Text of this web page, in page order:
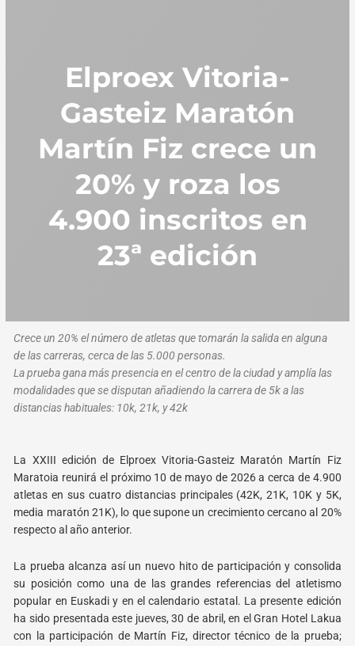
Elproex Vitoria-
Gasteiz Maratón
Martín Fiz crece un
20% y roza los
4.900 inscritos en
23ª edición
Crece un 20% el número de atletas que tomarán la salida en alguna
de las carreras, cerca de las 5.000 personas.
La prueba gana más presencia en el centro de la ciudad y amplía las
modalidades que se disputan añadiendo la carrera de 5k a las
distancias habituales: 10k, 21k, y 42k
La XXIII edición de Elproex Vitoria-Gasteiz Maratón Martín Fiz
Maratoia reunirá el próximo 10de mayo de 2026 a cerca de 4.900
atletas en sus cuatro distancias principales (42K, 21K, 10K y 5K,
media maratón 21K), lo que supone un crecimiento cercano al 20%
respecto al año anterior.
La prueba alcanza así un nuevo hito de participación y consolida
su posición como una de lasgrandes referencias del atletismo
popular en Euskadi y en el calendario estatal. La presente edición
ha sido presentada este jueves, 30 de abril, en el Gran Hotel Lakua
con la participación de Martín Fiz, director técnico de la prueba;